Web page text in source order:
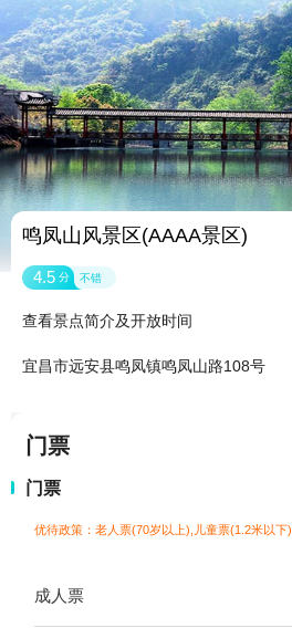
鸣凤山风景区(AAAA景区)
4.5 分 不错
查看景点简介及开放时间
宜昌市远安县鸣凤镇鸣凤山路108号
门票
门票
优待政策：老人票(70岁以上),儿童票(1.2米以下)
成人票
